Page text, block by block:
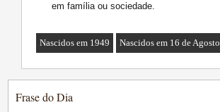
em família ou sociedade.
Nascidos em 1949 Nascidos em 16 de Agosto
Frase do Dia